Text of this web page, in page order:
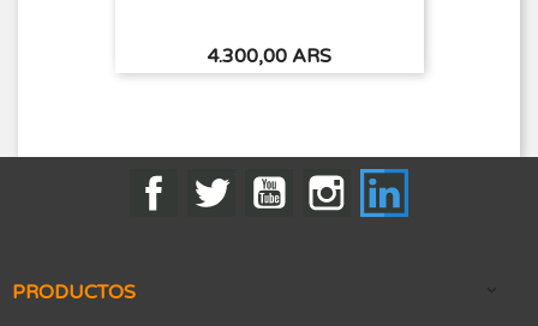
Precio
4.300,00 ARS
FacebookTwitter YouTubeInstagram
PRODUCTOS 